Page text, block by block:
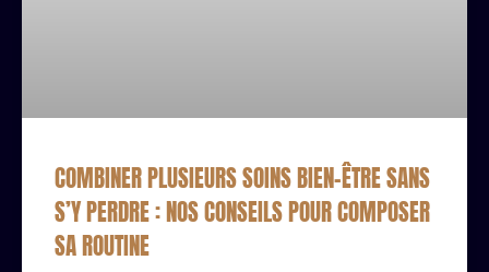
COMBINER PLUSIEURS SOINS BIEN-ÊTRE SANS
S’Y PERDRE : NOS CONSEILS POUR COMPOSER
SA ROUTINE